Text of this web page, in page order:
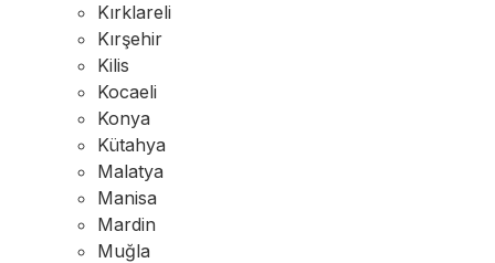
Kırklareli
Kırşehir
Kilis
Kocaeli
Konya
Kütahya
Malatya
Manisa
Mardin
Muğla